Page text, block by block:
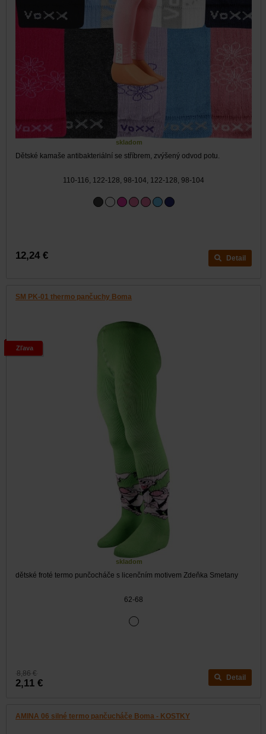
skladom
Dětské kamaše antibakteriální se stříbrem, zvýšený odvod potu.
110-116, 122-128, 98-104, 122-128, 98-104
12,24 € Detail
SM PK-01 thermo pančuchy Boma
skladom
dětské froté termo punčocháče s licenčním motivem Zdeňka Smetany
62-68
Zľava
8,86 €
2,11 € Detail
AMINA 06 silné termo pančucháče Boma - KOSTKY